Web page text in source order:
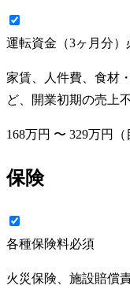
運転資金（3ヶ月分）
家賃、人件費、食材
ど、開業初期の売上
168万円 〜 329万円
保険
各種保険料必須
火災保険、施設賠償